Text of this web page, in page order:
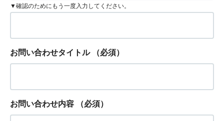
▼確認のためにもう一度入力してください。
お問い合わせタイトル （必須）
お問い合わせ内容 （必須）